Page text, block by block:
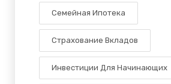
Семейная Ипотека
Страхование Вкладов
Инвестиции Для Начинающих